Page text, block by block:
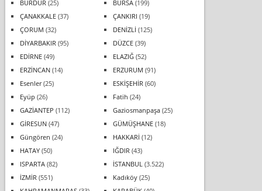
BURDUR (25) BURSA(199)
ÇANAKKALE(37) ÇANKIRI (19)
ÇORUM (32) DENİZLİ (125)
DİYARBAKIR (95) DÜZCE(39)
EDİRNE(49) ELAZIĞ(52)
ERZİNCAN(14) ERZURUM (91)
Esenler(25) ESKİŞEHİR (60)
Eyüp (26) Fatih (24)
GAZİANTEP (112) Gaziosmanpaşa(25)
GİRESUN(47) GÜMÜŞHANE(18)
Güngören (24) HAKKARİ (12)
HATAY(50) IĞDIR (43)
ISPARTA(82) İSTANBUL (3.522)
İZMİR (551) Kadıköy(25)